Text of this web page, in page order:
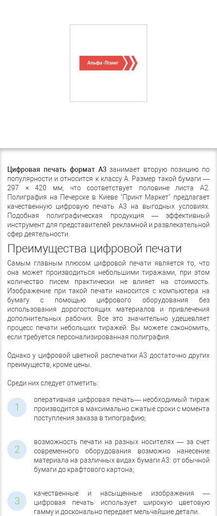
Цифровая печать формат А3 занимает вторую позицию по
популярности и относится к классу А. Размер такой бумаги —
297 × 420 мм, что соответствует половине листа А2.
Полиграфия на Печерске в Киеве "Принт Маркет" предлагает
качественную цифровую печать А3 на выгодных условиях.
Подобная полиграфическая продукция — эффективный
инструмент для представителей рекламной и развлекательной
сфер деятельности.
Преимущества цифровой печати
Самым главным плюсом цифровой печати является то, что
она может производиться небольшими тиражами, при этом
количество писем практически не влияет на стоимость.
Изображение при такой печати наносится с компьютера на
бумагу с помощью цифрового оборудования без
использования дорогостоящих материалов и привлечения
дополнительных рабочих. Все это значительно удешевляет
процесс печати небольших тиражей. Вы можете сэкономить,
если требуется персонализированная полиграфия.
Однако у цифровой цветной распечатки А3 достаточно других
преимуществ, кроме цены.
Среди них следует отметить:
оперативная цифровая печать— необходимый тираж
производится в максимально сжатые сроки с момента
поступления заказа в типографию;
возможность печати на разных носителях — за счет
современного оборудования возможно нанесение
материала на различных видах бумаги А3: от обычной
бумаги до крафтового картона;
качественные и насыщенные изображения —
цифровая печать использует широкую цветовую
гамму и досконально передает мельчайшие детали.